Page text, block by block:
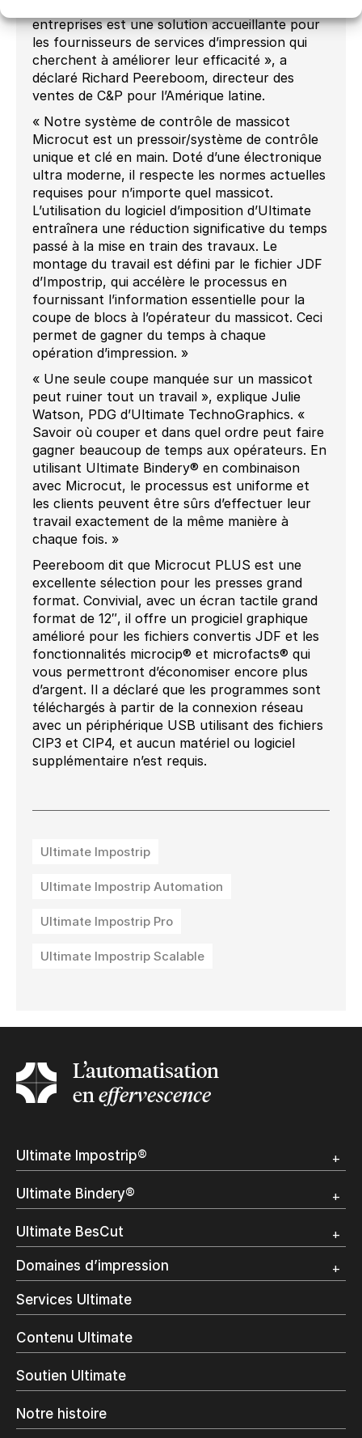
entreprises est une solution accueillante pour
les fournisseurs de services d’impression qui
cherchent à améliorer leur efficacité », a
déclaré Richard Peereboom, directeur des
ventes de C&P pour l’Amérique latine.
« Notre système de contrôle de massicot
Microcut est un pressoir/système de contrôle
unique et clé en main. Doté d’une électronique
ultra moderne, il respecte les normes actuelles
requises pour n’importe quel massicot.
L’utilisation du logiciel d’imposition d’Ultimate
entraînera une réduction significative du temps
passé à la mise en train des travaux. Le
montage du travail est défini par le fichier JDF
d’Impostrip, qui accélère le processus en
fournissant l’information essentielle pour la
coupe de blocs à l’opérateur du massicot. Ceci
permet de gagner du temps à chaque
opération d’impression. »
« Une seule coupe manquée sur un massicot
peut ruiner tout un travail », explique Julie
Watson, PDG d’Ultimate TechnoGraphics. «
Savoir où couper et dans quel ordre peut faire
gagner beaucoup de temps aux opérateurs. En
utilisant Ultimate Bindery® en combinaison
avec Microcut, le processus est uniforme et
les clients peuvent être sûrs d’effectuer leur
travail exactement de la même manière à
chaque fois. »
Peereboom dit que Microcut PLUS est une
excellente sélection pour les presses grand
format. Convivial, avec un écran tactile grand
format de 12″, il offre un progiciel graphique
amélioré pour les fichiers convertis JDF et les
fonctionnalités microcip® et microfacts® qui
vous permettront d’économiser encore plus
d’argent. Il a déclaré que les programmes sont
téléchargés à partir de la connexion réseau
avec un périphérique USB utilisant des fichiers
CIP3 et CIP4, et aucun matériel ou logiciel
supplémentaire n’est requis.
Ultimate Impostrip
Ultimate Impostrip Automation
Ultimate Impostrip Pro
Ultimate Impostrip Scalable
L’automatisation
eneffervescence
Ultimate Impostrip®
Démo
Ultimate Bindery®
Démo
Témoignages clients
Ultimate BesCut
Apercu
Démo
Domaines d’impression
Publipostage et Transactionnel
Impression Commerciale
Livres à la demande
Impression jet d’encre
Impression d’étiquettes
Emballage numérique
Services Ultimate
Contenu Ultimate
Soutien Ultimate
Notre histoire